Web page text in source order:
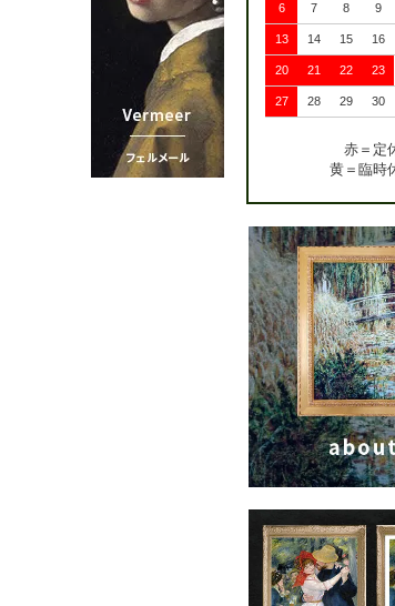
6 7 8 9
13 14 15 16
20 21 22 23
27 28 29 30
赤＝定
黄＝臨時